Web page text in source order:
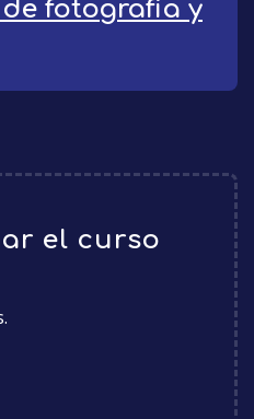
fotografía y
el curso